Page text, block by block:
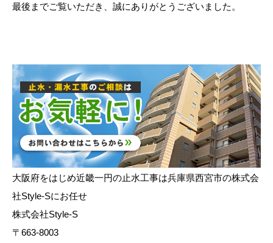
最後までご覧いただき、誠にありがとうございました。
大阪府をはじめ近畿一円の止水工事は兵庫県西宮市の株式会
社Style-Sにお任せ
株式会社Style-S
〒663-8003